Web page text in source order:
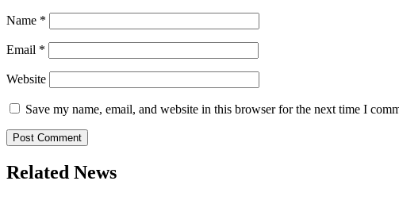
Name *
Email *
Website
Save my name, email, and website in this browser for the next time I
Related News